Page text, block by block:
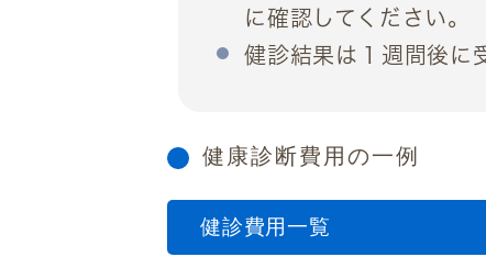
に確認してください。
健診結果は１週間後に
健康診断費用の一例
健診費用一覧